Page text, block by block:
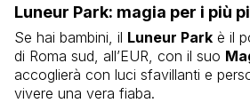
Luneur Park: magia per i più
Se hai bambini, il Luneur Park è il
di Roma sud, all’EUR, con il suo
accoglierà con luci sfavillanti e
vivere una vera fiaba.